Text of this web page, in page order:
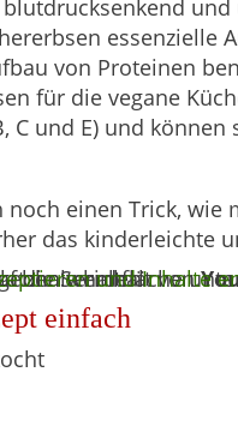
essenzielle
von Proteinen
für die vegane
C und E) und
einen Trick, wie
das kinderleichte
von
dabei Daten an Drittanbieter weitergegeben werden.und Inhalte
einfach